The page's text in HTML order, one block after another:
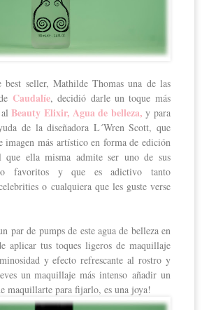
best seller, Mathilde Thomas una de las
Caudalíe, decidió darle un toque más
alBeauty Elixir, Agua de belleza,y para
de la diseñadora L´Wren Scott, que
imagen más artístico en forma de edición
que ella misma admite ser uno de sus
favoritos y que es adictivo tanto
o cualquiera que les guste verse
par de pumps de este agua de belleza en
aplicar tus toques ligeros de maquillaje
y efecto refrescante al rostro y
un maquillaje más intenso añadir un
maquillarte para fijarlo, es una joya!